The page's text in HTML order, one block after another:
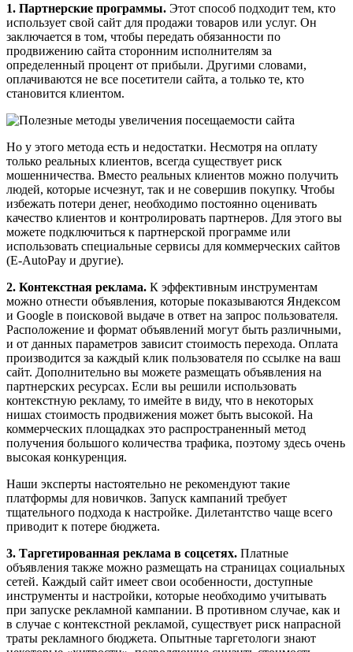
1. Партнерские программы. Этот способ подходит тем, кто
использует свой сайт для продажи товаров или услуг. Он
заключается в том, чтобы передать обязанности по
продвижению сайта сторонним исполнителям за
определенный процент от прибыли. Другими словами,
оплачиваются не все посетители сайта, а только те, кто
становится клиентом.
Но у этого метода есть и недостатки. Несмотря на оплату
только реальных клиентов, всегда существует риск
мошенничества. Вместо реальных клиентов можно получить
людей, которые исчезнут, так и не совершив покупку. Чтобы
избежать потери денег, необходимо постоянно оценивать
качество клиентов и контролировать партнеров. Для этого вы
можете подключиться к партнерской программе или
использовать специальные сервисы для коммерческих сайтов
(E-AutoPay и другие).
2. Контекстная реклама. К эффективным инструментам
можно отнести объявления, которые показываются Яндексом
и Google в поисковой выдаче в ответ на запрос пользователя.
Расположение и формат объявлений могут быть различными,
и от данных параметров зависит стоимость перехода. Оплата
производится за каждый клик пользователя по ссылке на ваш
сайт. Дополнительно вы можете размещать объявления на
партнерских ресурсах. Если вы решили использовать
контекстную рекламу, то имейте в виду, что в некоторых
нишах стоимость продвижения может быть высокой. На
коммерческих площадках это распространенный метод
получения большого количества трафика, поэтому здесь очень
высокая конкуренция.
Наши эксперты настоятельно не рекомендуют такие
платформы для новичков. Запуск кампаний требует
тщательного подхода к настройке. Дилетантство чаще всего
приводит к потере бюджета.
3. Таргетированная реклама в соцсетях. Платные
объявления также можно размещать на страницах социальных
сетей. Каждый сайт имеет свои особенности, доступные
инструменты и настройки, которые необходимо учитывать
при запуске рекламной кампании. В противном случае, как и
в случае с контекстной рекламой, существует риск напрасной
траты рекламного бюджета. Опытные таргетологи знают